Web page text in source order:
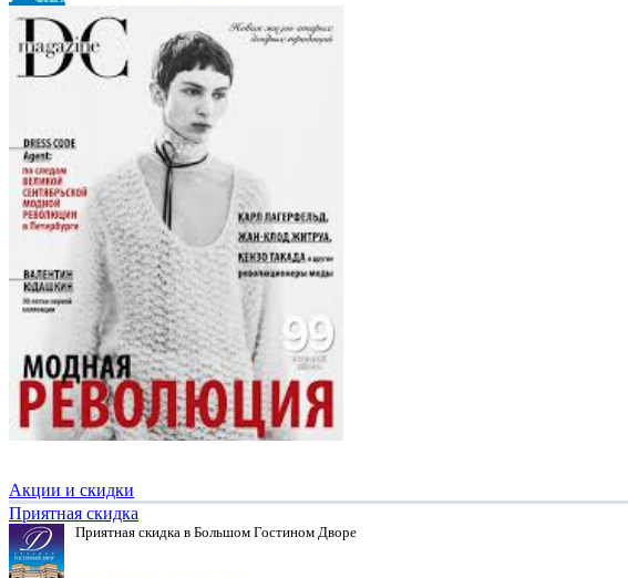
Акции и скидки
Приятная скидка
Приятная скидка в Большом Гостином Дворе